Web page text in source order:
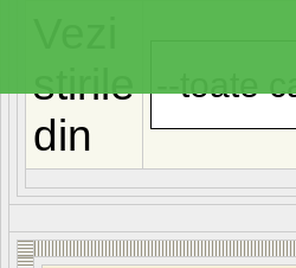
stirile
din